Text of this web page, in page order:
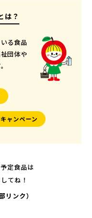
は？
る食品
団体や
ャンペーン
定食品は
てね！
リンク）